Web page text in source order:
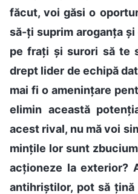
făcut, voi găsi o
să-ți suprim aroganța
pe frați și surori să te
drept lider de echipă
mai fi o amenințare
elimin această
acest rival, nu mă voi
mințile lor sunt
acționeze la exterior?
antihriștilor, pot să